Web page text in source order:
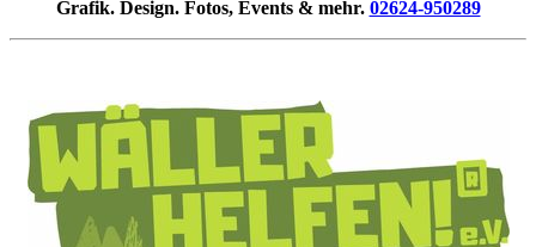
Grafik. Design. Fotos, Events & mehr. 02624-950289